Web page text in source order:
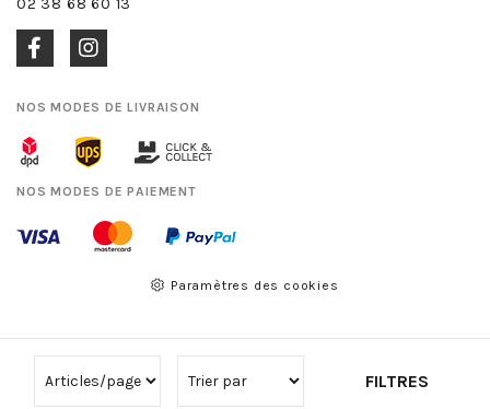
02 38 68 60 13
NOS MODES DE LIVRAISON
NOS MODES DE PAIEMENT
Paramètres des cookies
FILTRES